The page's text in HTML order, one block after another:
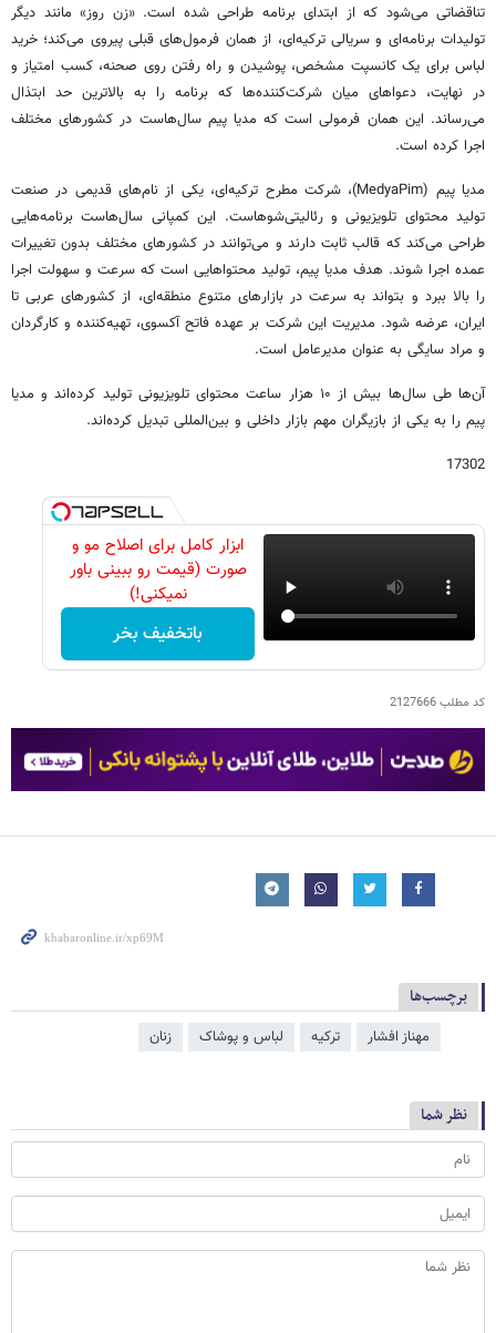
تناقضاتی می‌شود که از ابتدای برنامه طراحی شده است. «زن روز» مانند دیگر
تولیدات برنامه‌ای و سریالی ترکیه‌ای، از همان فرمول‌های قبلی پیروی می‌کند؛ خرید
لباس برای یک کانسپت مشخص، پوشیدن و راه رفتن روی صحنه، کسب امتیاز و
در نهایت، دعواهای میان شرکت‌کننده‌ها که برنامه را به بالاترین حد ابتذال
می‌رساند. این همان فرمولی است که مدیا پیم سال‌هاست در کشورهای مختلف
اجرا کرده است.
مدیا پیم (MedyaPim)، شرکت مطرح ترکیه‌ای، یکی از نام‌های قدیمی در صنعت
تولید محتوای تلویزیونی و رئالیتی‌شوهاست. این کمپانی سال‌هاست برنامه‌هایی
طراحی می‌کند که قالب ثابت دارند و می‌توانند در کشورهای مختلف بدون تغییرات
عمده اجرا شوند. هدف مدیا پیم، تولید محتواهایی است که سرعت و سهولت اجرا
را بالا ببرد و بتواند به سرعت در بازارهای متنوع منطقه‌ای، از کشورهای عربی تا
ایران، عرضه شود. مدیریت این شرکت بر عهده فاتح آکسوی، تهیه‌کننده و کارگردان
و مراد سایگی به عنوان مدیرعامل است.
آن‌ها طی سال‌ها بیش از ۱۰ هزار ساعت محتوای تلویزیونی تولید کرده‌اند و مدیا
پیم را به یکی از بازیگران مهم بازار داخلی و بین‌المللی تبدیل کرده‌اند.
17302
ابزار کامل برای اصلاح مو و
صورت (قیمت رو ببینی باور
نمیکنی!)
باتخفیف بخر
کد مطلب2127666
برچسب‌ها
مهناز افشار ترکیه لباس و پوشاک زنان
نظر شما